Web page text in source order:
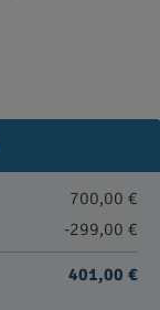
700,00 €
-299,00 €
401,00 €